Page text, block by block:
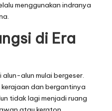
menggunakan indranya
di Era
alun-alun mulai bergeser.
dan bergantinya
tidak lagi menjadi ruang